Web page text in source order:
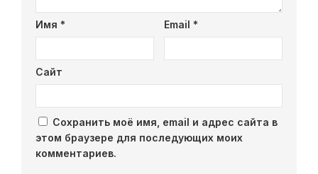
Имя * Email *
Сайт
Сохранить моё имя, email и адрес сайта в
этом браузере для последующих моих
комментариев.